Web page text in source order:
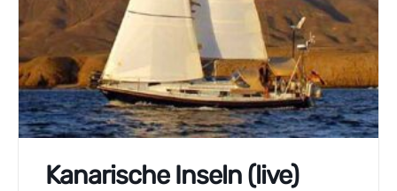
Kanarische Inseln (live)